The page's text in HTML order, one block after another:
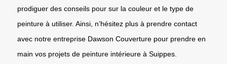
prodiguer des conseils pour sur la couleur et le type de
peinture à utiliser. Ainsi, n’hésitez plus à prendre contact
avec notre entreprise Dawson Couverture pour prendre en
main vos projets de peinture intérieure à Suippes.